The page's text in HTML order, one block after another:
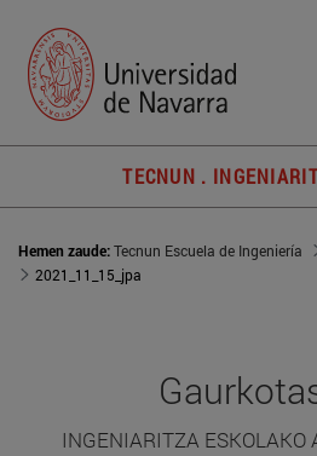
TECNUN .
Hemen zaude:Tecnun Escuela de Ingeniería
2021_11_15_jpa
INGENIARITZA ESKOLAKO